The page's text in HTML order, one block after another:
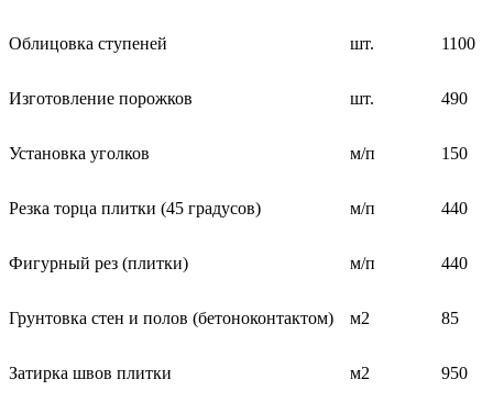
Облицовка ступеней шт. 1100
Изготовление порожков шт. 490
Установка уголков м/п 150
Резка торца плитки (45 градусов) м/п 440
Фигурный рез (плитки) м/п 440
Грунтовка стен и полов (бетоноконтактом) м2 85
Затирка швов плитки м2 950